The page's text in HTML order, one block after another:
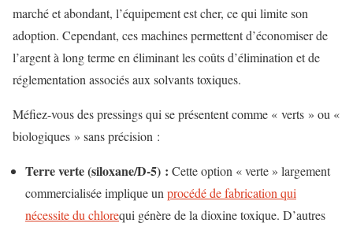
marché et abondant, l’équipement est cher, ce qui limite son
adoption. Cependant, ces machines permettent d’économiser de
l’argent à long terme en éliminant les coûts d’élimination et de
réglementation associés aux solvants toxiques.
Méfiez-vous des pressings qui se présentent comme « verts » ou «
biologiques » sans précision :
Terre verte (siloxane/D-5) : Cette option « verte » largement
commercialisée implique un procédé de fabrication qui
nécessite du chlorequi génère de la dioxine toxique. D’autres